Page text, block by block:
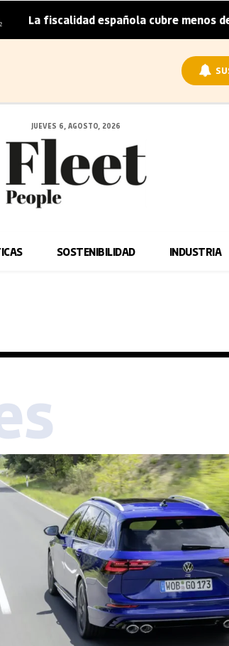
La fiscalidad española cubre menos de
JUEVES 6, AGOSTO, 2026
SOSTENIBILIDAD INDUSTRIA